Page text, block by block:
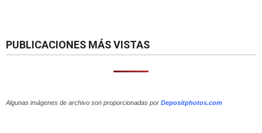
PUBLICACIONES MÁS VISTAS
Algunas imágenes de archivo son proporcionadas por Depositphotos.com